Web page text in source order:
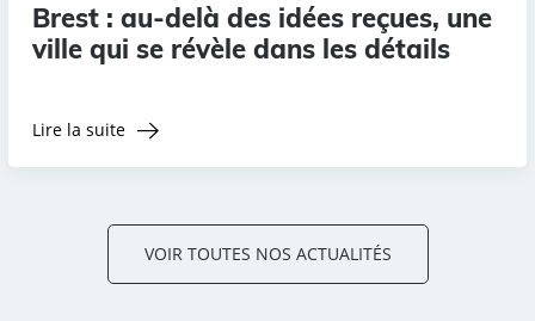
Brest : au-delà des idées reçues, une
ville qui se révèle dans les détails
Lire la suite
VOIR TOUTES NOS ACTUALITÉS